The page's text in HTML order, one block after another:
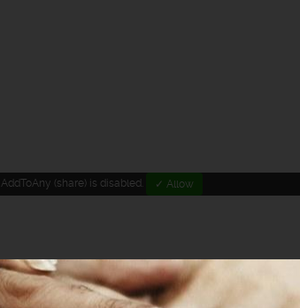
AddToAny (share) is disabled. ✓ Allow